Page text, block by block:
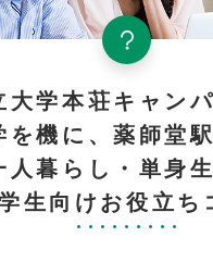
大学本荘キャン
機に、薬師堂
人暮らし・単身
生向けお役立ち